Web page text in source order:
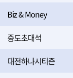
Biz & Money
중도초대석
대전하나시티즌